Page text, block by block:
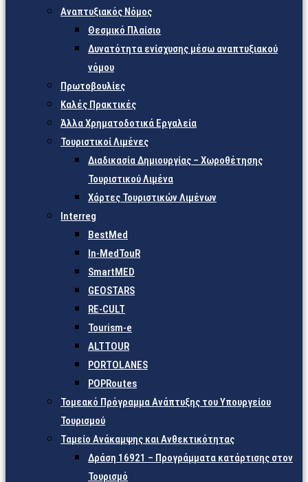
Αναπτυξιακός Νόμος
Θεσμικό Πλαίσιο
Δυνατότητα ενίσχυσης μέσω αναπτυξιακού
νόμου
Πρωτοβουλίες
Καλές Πρακτικές
Άλλα Χρηματοδοτικά Εργαλεία
Τουριστικοί Λιμένες
Διαδικασία Δημιουργίας – Χωροθέτησης
Τουριστικού Λιμένα
Χάρτες Τουριστικών Λιμένων
Interreg
BestMed
In-MedTouR
SmartMED
GEOSTARS
RE-CULT
Tourism-e
ALTTOUR
PORTOLANES
POPRoutes
Τομεακό Πρόγραμμα Ανάπτυξης του Υπουργείου
Τουρισμού
Ταμείο Ανάκαμψης και Ανθεκτικότητας
Δράση 16921 – Προγράμματα κατάρτισης στον
Τουρισμό